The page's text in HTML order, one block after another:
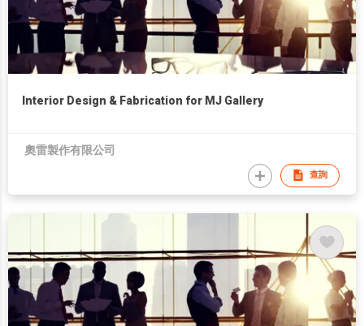
Interior Design & Fabrication for MJ Gallery
奧雷製作有限公司
查詢